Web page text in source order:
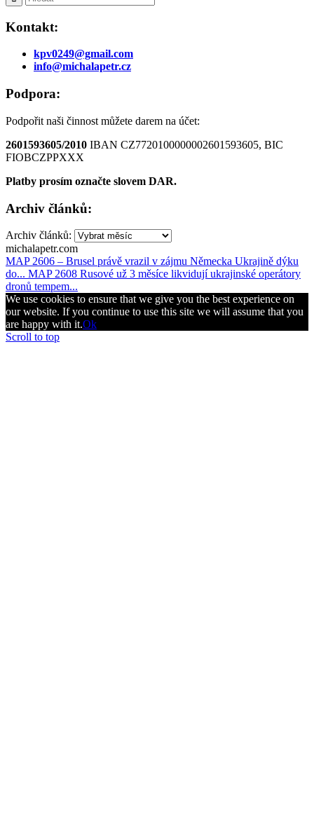
Kontakt:
kpv0249@gmail.com
info@michalapetr.cz
Podpora:
Podpořit naši činnost můžete darem na účet:
2601593605/2010 IBAN CZ7720100000002601593605, BIC
FIOBCZPPXXX
Platby prosím označte slovem DAR.
Archiv článků:
Archiv článků:
michalapetr.com
MAP 2606 – Brusel právě vrazil v zájmu Německa Ukrajině dýku
do... MAP 2608 Rusové už 3 měsíce likvidují ukrajinské operátory
dronů tempem...
We use cookies to ensure that we give you the best experience on
our website. If you continue to use this site we will assume that you
are happy with it.Ok
Scroll to top